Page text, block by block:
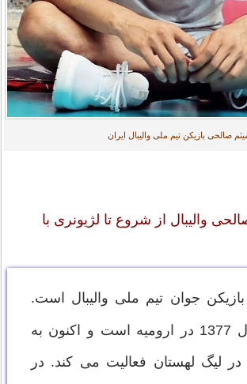
صالحی بازیکن تیم ملی والیبال ایران
والیبال از شروع تا لژیونری با
بازیکن جوان تیم ملی والیبال است.
وی متولد سال 1377 در ارومیه است و اکنون به
در لیگ لهستان فعالیت می کند. در